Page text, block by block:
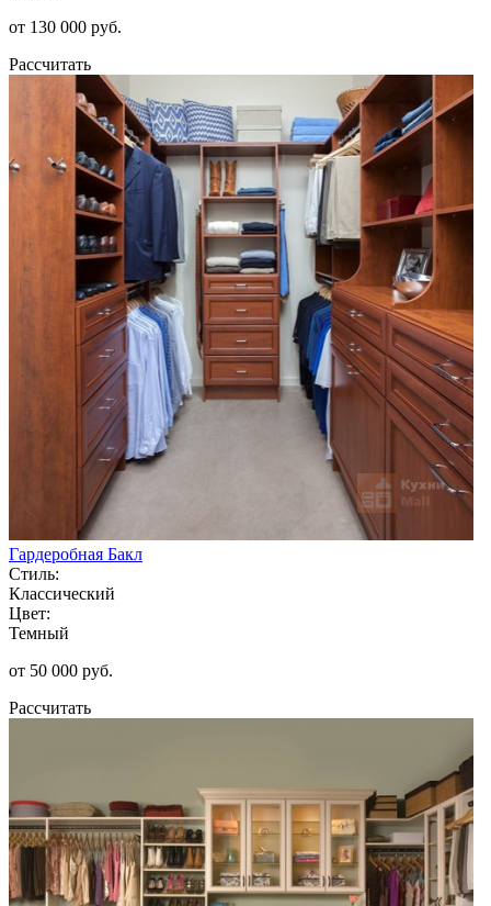
от 130 000 руб.
Рассчитать
Гардеробная Бакл
Стиль:
Классический
Цвет:
Темный
от 50 000 руб.
Рассчитать